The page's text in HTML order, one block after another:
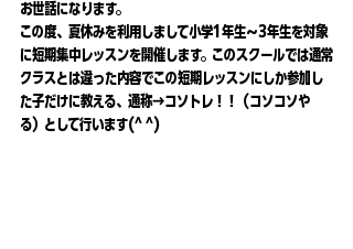
お世話になります。
この度、夏休みを利用しまして小学1年生〜3年生を対象
に短期集中レッスンを開催します。このスクールでは通常
クラスとは違った内容でこの短期レッスンにしか参加し
た子だけに教える、通称→コソトレ！！（コソコソや
る）として行います(^ ^)